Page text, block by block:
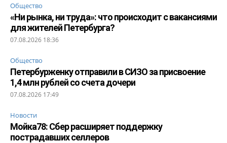
Общество
«Ни рынка, ни труда»: что происходит с вакансиями
для жителей Петербурга?
07.08.2026 18:36
Общество
Петербурженку отправили в СИЗО за присвоение
1,4 млн рублей со счета дочери
07.08.2026 17:49
Новости
Мойка78: Сбер расширяет поддержку
пострадавших селлеров